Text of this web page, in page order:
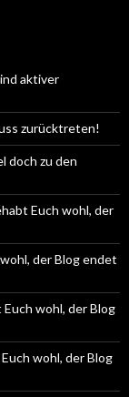
aktiver
zurücktreten!
doch zu den
Euch wohl, der
der Blog endet
wohl, der Blog
wohl, der Blog